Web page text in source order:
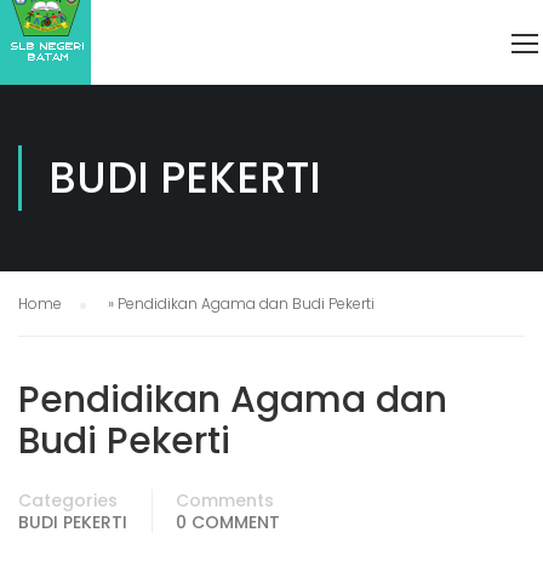
BUDI PEKERTI
Home » Pendidikan Agama dan Budi Pekerti
Pendidikan Agama dan
Budi Pekerti
Categories
BUDI PEKERTI
Comments
0 COMMENT